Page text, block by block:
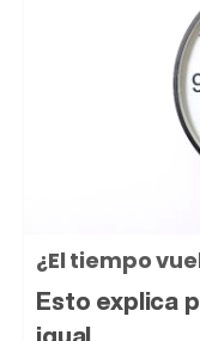
¿El tiempo
Esto explica